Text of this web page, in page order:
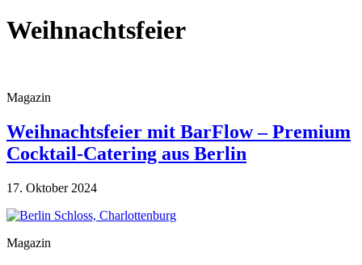
Weihnachtsfeier
Magazin
Weihnachtsfeier mit BarFlow – Premium
Cocktail-Catering aus Berlin
17. Oktober 2024
Magazin